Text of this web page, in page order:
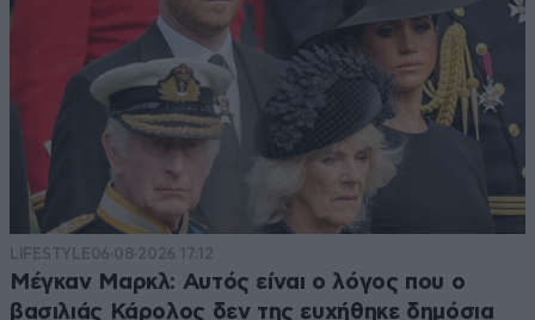
LIFESTYLE06·08·2026 17:12
Μέγκαν Μαρκλ: Αυτός είναι ο λόγος που ο
βασιλιάς Κάρολος δεν της ευχήθηκε δημόσια